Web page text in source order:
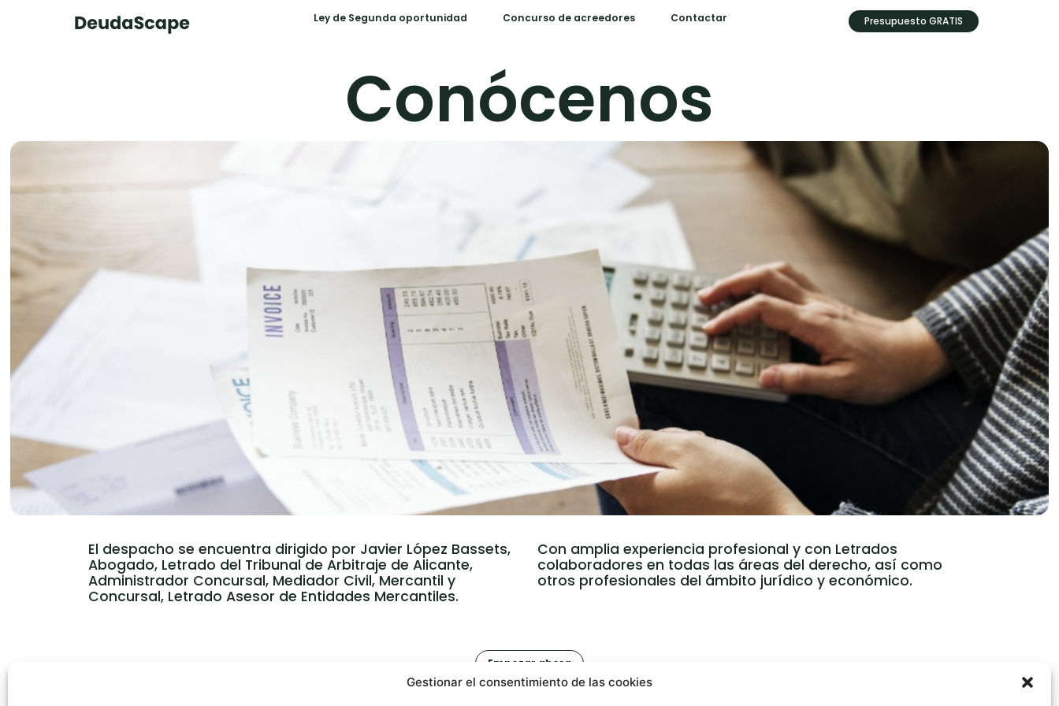
Gestionar el consentimiento de las cookies
Ley de Segunda oportunidad Concurso de acreedores Contactar Presupuesto GRATIS
Conócenos
El despacho se encuentra dirigido por Javier López Bassets,
Abogado, Letrado del Tribunal de Arbitraje de Alicante,
Administrador Concursal, Mediador Civil, Mercantil y
Concursal, Letrado Asesor de Entidades Mercantiles.
Con amplia experiencia profesional y con Letrados
colaboradores en todas las áreas del derecho, así como
otros profesionales del ámbito jurídico y económico.
Empezar ahora